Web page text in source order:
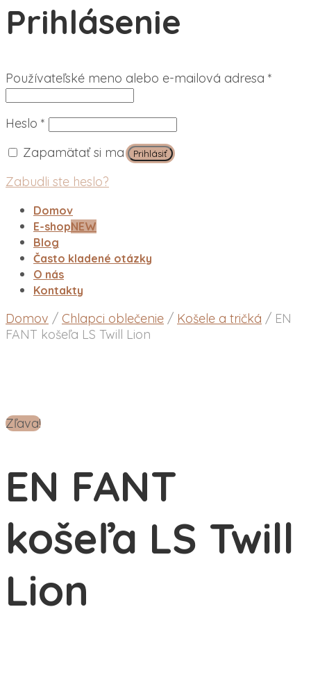
Prihlásenie
Používateľské meno alebo e-mailová adresa *
Heslo * Povinné
Zapamätať si ma
Prihlásiť
Zabudli ste heslo?
Domov
E-shopNEW
Blog
Často kladené otázky
O nás
Kontakty
Domov / Chlapci oblečenie / Košele a tričká / EN
FANT košeľa LS Twill Lion
Zľava!
EN FANT
košeľa LS Twill
Lion